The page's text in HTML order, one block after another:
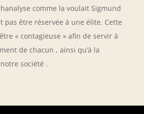
comme la voulait Sigmund
pas être réservée à une élite. Cette
« contagieuse » afin de servir à
de chacun , ainsi qu’à la
société .